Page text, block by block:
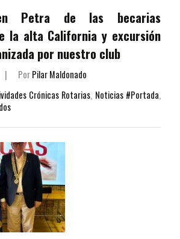
Petra de las becarias
la alta California y excursión
por nuestro club
| PorPilar Maldonado
Crónicas Rotarias, Noticias #Portada,